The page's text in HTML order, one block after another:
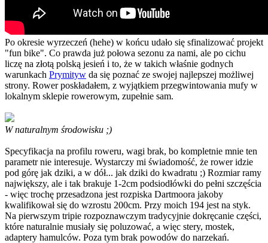
Po okresie wyrzeczeń (hehe) w końcu udało się sfinalizować projekt
"fun bike". Co prawda już połowa sezonu za nami, ale po cichu
liczę na złotą polską jesień i to, że w takich właśnie godnych
warunkach Prymityw da się poznać ze swojej najlepszej możliwej
strony. Rower poskładałem, z wyjątkiem przegwintowania mufy w
lokalnym sklepie rowerowym, zupełnie sam.
W naturalnym środowisku ;)
Specyfikacja na profilu roweru, wagi brak, bo kompletnie mnie ten
parametr nie interesuje. Wystarczy mi świadomość, że rower idzie
pod górę jak dziki, a w dół... jak dziki do kwadratu ;) Rozmiar ramy
największy, ale i tak brakuje 1-2cm podsiodłówki do pełni szczęścia
- więc trochę przesadzona jest rozpiska Dartmoora jakoby
kwalifikował się do wzrostu 200cm. Przy moich 194 jest na styk.
Na pierwszym tripie rozpoznawczym tradycyjnie dokręcanie części,
które naturalnie musiały się poluzować, a więc stery, mostek,
adaptery hamulców. Poza tym brak powodów do narzekań.